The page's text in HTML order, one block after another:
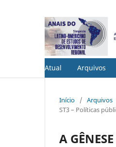
Atual Arquivos
Início / Arquivos
ST3 – Políticas
A